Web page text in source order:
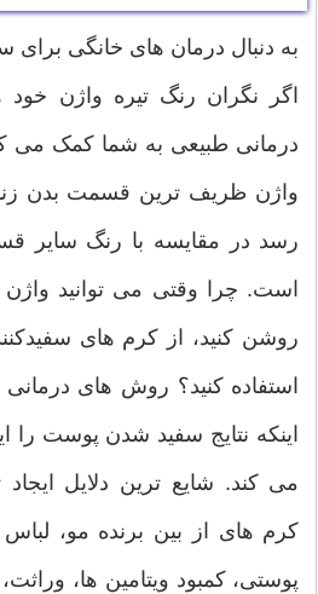
به دنبال درمان های خانگی
اگر نگران رنگ تیره واژن
درمانی طبیعی به شما کمک می
واژن ظریف ترین قسمت بدن
رسد در مقایسه با رنگ سایر
است. چرا وقتی می توانید
روشن کنید، از کرم های
استفاده کنید؟ روش های
اینکه نتایج سفید شدن پوست را
می کند. شایع ترین دلایل ایجاد
کرم های از بین برنده مو،
پوستی، کمبود ویتامین ها،